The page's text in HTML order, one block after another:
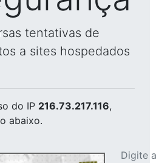
tentativas de
a sites hospedados
do IP 216.73.217.116,
abaixo.
Digite